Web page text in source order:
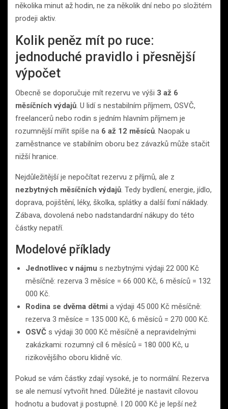
několika minut až hodin, ne za několik dní nebo po složitém
prodeji aktiv.
Kolik peněz mít po ruce:
jednoduché pravidlo i přesnější
výpočet
Obecně se doporučuje mít rezervu ve výši 3 až 6
měsíčních výdajů . U lidí s nestabilním příjmem, OSVČ,
freelancerů nebo rodin s jedním hlavním příjmem je
rozumnější mířit spíše na 6 až 12 měsíců . Naopak u
zaměstnance ve stabilním oboru bez závazků může stačit
nižší hranice.
Nejdůležitější je nepočítat rezervu z příjmů, ale z
nezbytných měsíčních výdajů . Tedy bydlení, energie, jídlo,
doprava, pojištění, léky, školka, splátky a další fixní náklady.
Zábava, dovolená nebo nadstandardní nákupy do této
částky nepatří.
Modelové příklady
Jednotlivec v nájmu s nezbytnými výdaji 22 000 Kč
měsíčně: rezerva 3 měsíce = 66 000 Kč, 6 měsíců = 132
000 Kč.
Rodina se dvěma dětmi a výdaji 45 000 Kč měsíčně:
rezerva 3 měsíce = 135 000 Kč, 6 měsíců = 270 000 Kč.
OSVČ s výdaji 30 000 Kč měsíčně a nepravidelnými
zakázkami: rozumný cíl 6 měsíců = 180 000 Kč, u
rizikovějšího oboru klidně víc.
Pokud se vám částky zdají vysoké, je to normální. Rezerva
se ale nemusí vytvořit hned. Důležité je nastavit cílovou
hodnotu a budovat ji postupně. I 20 000 Kč je lepší než